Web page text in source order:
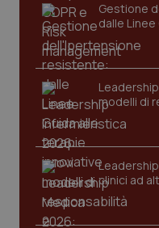
Gestione
dalle
modelli di
clinici ad